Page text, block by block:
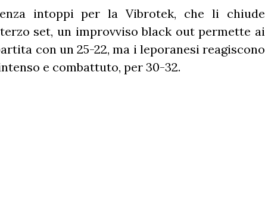
intoppi per la Vibrotek, che li chiude
terzo set, un improvviso black out permette ai
con un 25-22, ma i leporanesi reagiscono
e combattuto, per 30-32.